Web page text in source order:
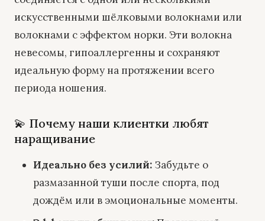
искусственными шёлковыми волокнами или
волокнами с эффектом норки. Эти волокна
невесомы, гипоаллергенны и сохраняют
идеальную форму на протяжении всего
периода ношения.
💫 Почему наши клиентки любят
наращивание
Идеально без усилий: Забудьте о
размазанной туши после спорта, под
дождём или в эмоциональные моменты.